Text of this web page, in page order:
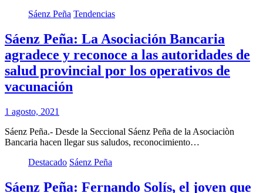
Sáenz Peña Tendencias
Sáenz Peña: La Asociación Bancaria
agradece y reconoce a las autoridades de
salud provincial por los operativos de
vacunación
1 agosto, 2021
Sáenz Peña.- Desde la Seccional Sáenz Peña de la Asociaciòn
Bancaria hacen llegar sus saludos, reconocimiento…
Destacado Sáenz Peña
Sáenz Peña: Fernando Solís, el joven que